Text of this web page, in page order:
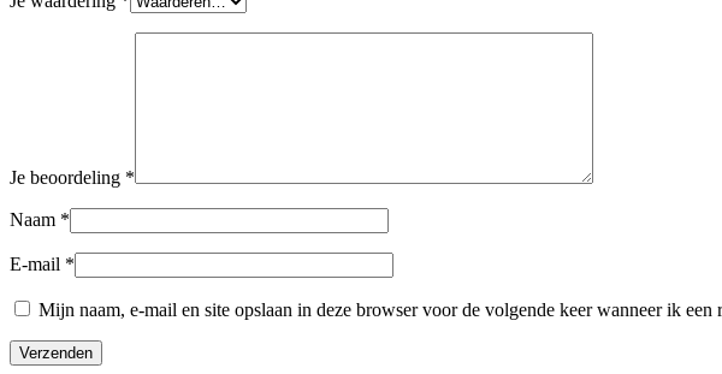
Je beoordeling *
Naam *
E-mail *
Mijn naam, e-mail en site opslaan in deze browser voor de volgende keer wanneer ik een